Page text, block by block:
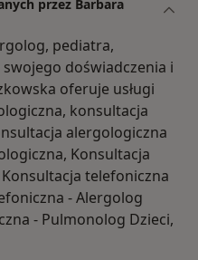
przez Barbara
pediatra,
doświadczenia i
oferuje usługi
konsultacja
alergologiczna
Konsultacja
telefoniczna
- Alergolog
- Pulmonolog Dzieci,